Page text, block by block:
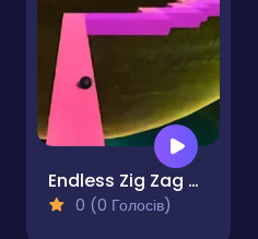
Endless Zig Zag Runner
0 (0 Голосів)